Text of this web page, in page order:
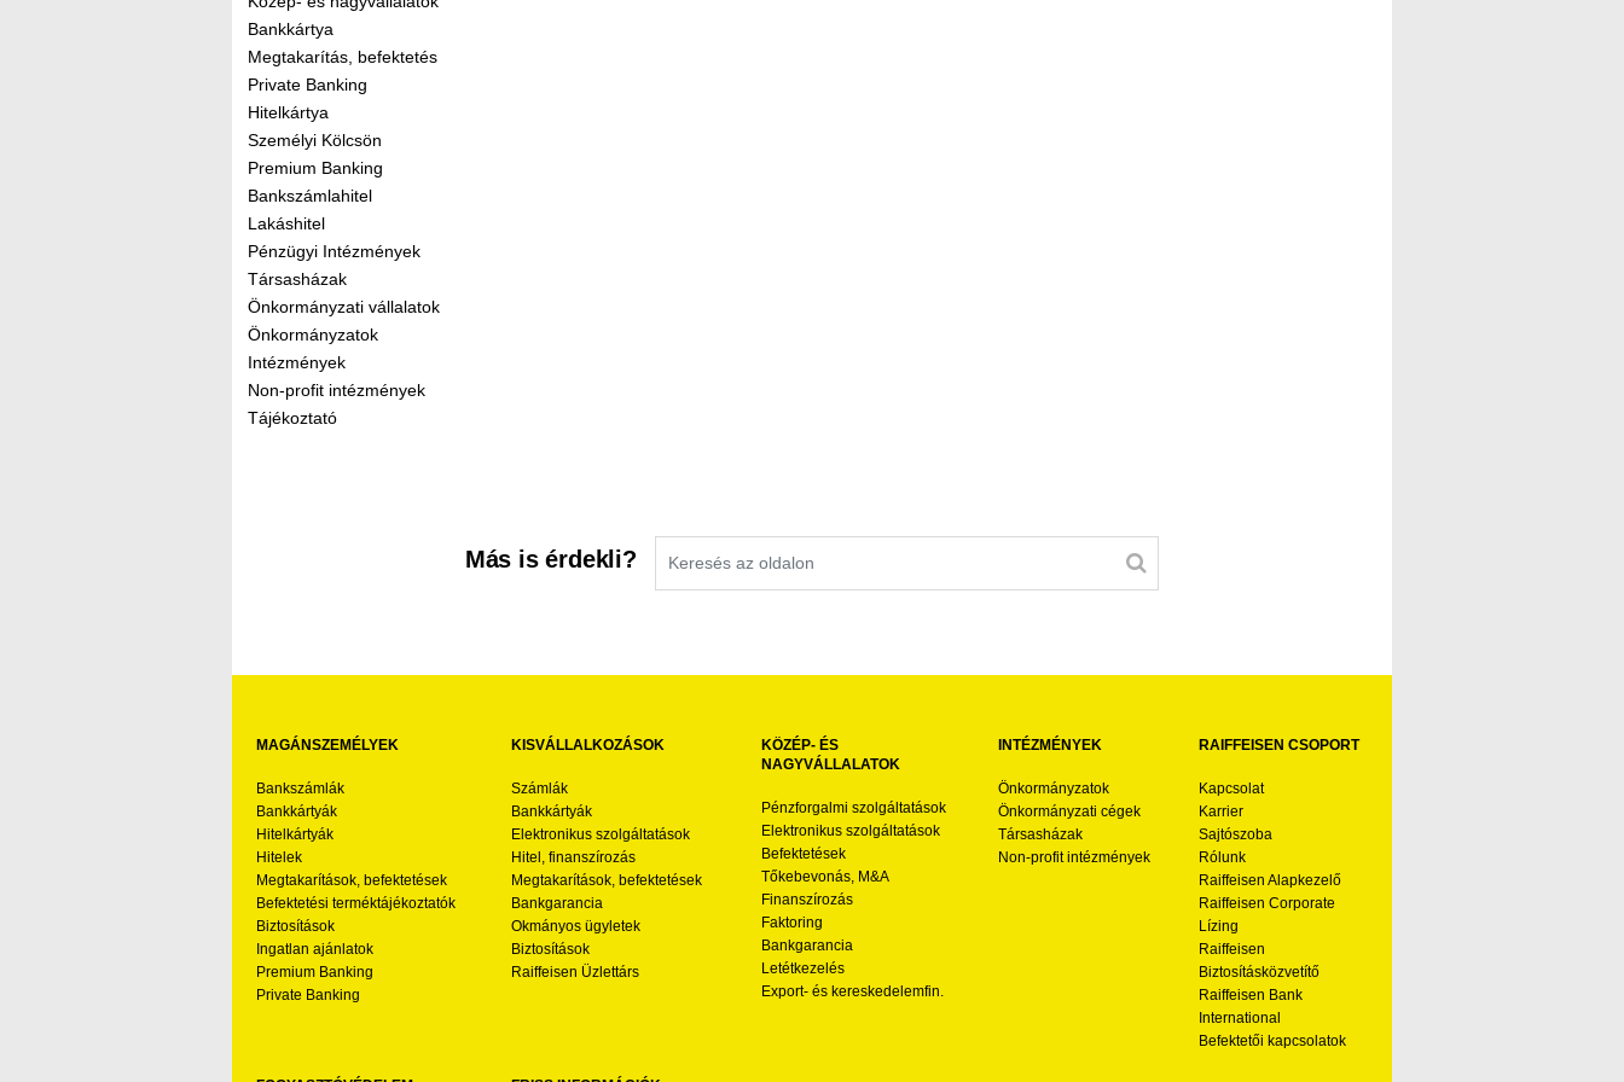
Bankkártya
Megtakarítás, befektetés
Private Banking
Hitelkártya
Személyi Kölcsön
Premium Banking
Bankszámlahitel
Lakáshitel
Pénzügyi Intézmények
Társasházak
Önkormányzati vállalatok
Önkormányzatok
Intézmények
Non-profit intézmények
Tájékoztató
Más is érdekli?
MAGÁNSZEMÉLYEK
Bankszámlák
Bankkártyák
Hitelkártyák
Hitelek
Megtakarítások, befektetések
Befektetési terméktájékoztatók
Biztosítások
Ingatlan ajánlatok
Premium Banking
Private Banking
KISVÁLLALKOZÁSOK
Számlák
Bankkártyák
Elektronikus szolgáltatások
Hitel, finanszírozás
Megtakarítások, befektetések
Bankgarancia
Okmányos ügyletek
Biztosítások
Raiffeisen Üzlettárs
KÖZÉP- ÉS
NAGYVÁLLALATOK
Pénzforgalmi szolgáltatások
Elektronikus szolgáltatások
Befektetések
Tőkebevonás, M&A
Finanszírozás
Faktoring
Bankgarancia
Letétkezelés
Export- és kereskedelemfin.
INTÉZMÉNYEK
Önkormányzatok
Önkormányzati cégek
Társasházak
Non-profit intézmények
RAIFFEISEN CSOPORT
Kapcsolat
Karrier
Sajtószoba
Rólunk
Raiffeisen Alapkezelő
Raiffeisen Corporate
Lízing
Raiffeisen
Biztosításközvetítő
Raiffeisen Bank
International
Befektetői kapcsolatok